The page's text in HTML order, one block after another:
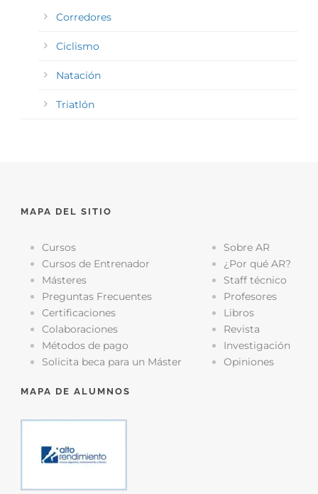
Corredores
Ciclismo
Natación
Triatlón
MAPA DEL SITIO
Cursos
Cursos de Entrenador
Másteres
Preguntas Frecuentes
Certificaciones
Colaboraciones
Métodos de pago
Solicita beca para un Máster
Sobre AR
¿Por qué AR?
Staff técnico
Profesores
Libros
Revista
Investigación
Opiniones
MAPA DE ALUMNOS